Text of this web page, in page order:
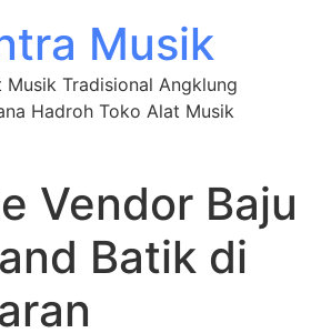
Musik
Musik Tradisional Angklung
Hadroh Toko Alat Musik
Vendor Baju
Batik di